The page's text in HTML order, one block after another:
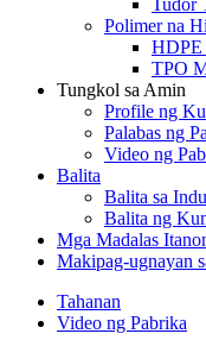
Tudor
Polimer na
HDPE
TPO
Tungkol sa Amin
Profile ng
Palabas ng
Video ng
Balita
Balita sa
Balita ng
Mga Madalas
Makipag-ugnayan
Tahanan
Video ng Pabrika